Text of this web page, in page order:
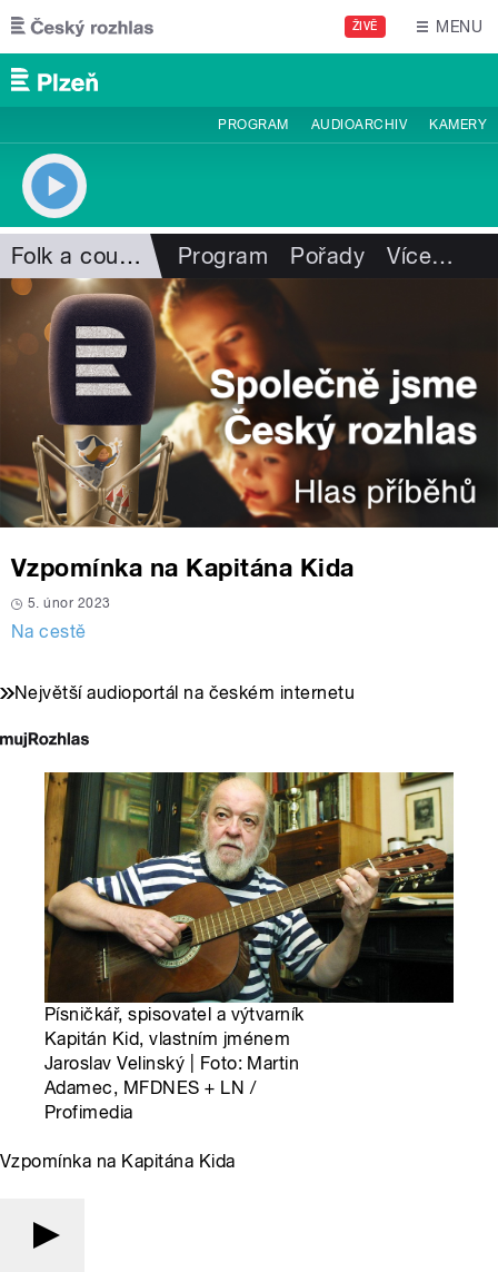
Přejít k hlavnímu obsahu
ŽIVĚ MENU
PROGRAM AUDIOARCHIV KAMERY
Folk a country Program Pořady Více…
Vzpomínka na Kapitána Kida
5. únor 2023
Na cestě
Největší audioportál na českém internetu
Písničkář, spisovatel a výtvarník
Kapitán Kid, vlastním jménem
Jaroslav Velinský | Foto: Martin
Adamec, MFDNES + LN /
Profimedia
Vzpomínka na Kapitána Kida